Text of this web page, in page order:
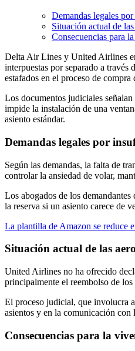
Demandas legales
Situación actual de
Consecuencias para
Delta Air Lines y United Airlines
interpuestas por separado a
estafados en el proceso de compra
Los documentos judiciales
impide la instalación de una
asiento estándar.
Demandas legales por
Según las demandas, la falta de
controlar la ansiedad de volar,
Los abogados de los
la reserva si un asiento carece de
La plantilla de Amazon se reduce
Situación actual de las
United Airlines no ha ofrecido
principalmente el reembolso de
El proceso judicial, que involucra
asientos y en la comunicación con
Consecuencias para la